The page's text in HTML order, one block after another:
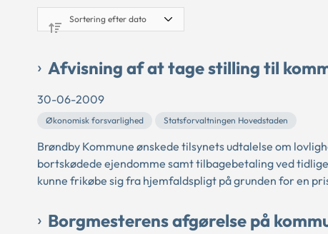
Afvisning af at tage stilling til
30-06-2009
Økonomisk forsvarlighed Statsforvaltningen Hovedstaden
Brøndby Kommune ønskede tilsynets udtalelse om
bortskødede ejendomme samt tilbagebetaling ved
kunne frikøbe sig fra hjemfaldspligt på grunden for en
Borgmesterens afgørelse på